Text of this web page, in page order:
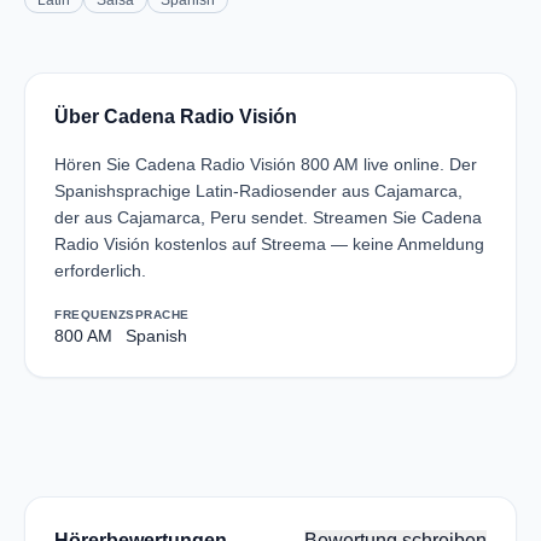
Über Cadena Radio Visión
Hören Sie Cadena Radio Visión 800 AM live online. Der
Spanishsprachige Latin-Radiosender aus Cajamarca,
der aus Cajamarca, Peru sendet. Streamen Sie Cadena
Radio Visión kostenlos auf Streema — keine Anmeldung
erforderlich.
FREQUENZ
800 AM
SPRACHE
Spanish